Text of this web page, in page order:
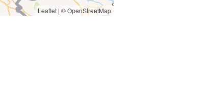
Leaflet | © OpenStreetMap